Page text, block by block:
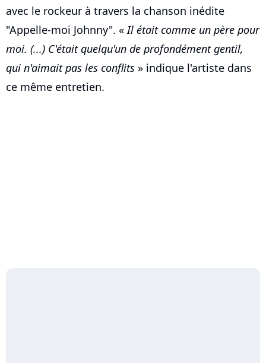
avec le rockeur à travers la chanson inédite
"Appelle-moi Johnny". «Il était comme un père pour
moi. (...) C'était quelqu'un de profondément gentil,
qui n'aimait pas les conflits » indique l'artiste dans
ce même entretien.